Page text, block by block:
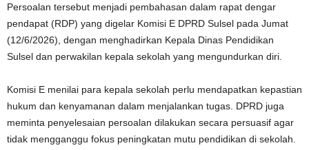
Persoalan tersebut menjadi pembahasan dalam rapat dengar
pendapat (RDP) yang digelar Komisi E DPRD Sulsel pada Jumat
(12/6/2026), dengan menghadirkan Kepala Dinas Pendidikan
Sulsel dan perwakilan kepala sekolah yang mengundurkan diri.
Komisi E menilai para kepala sekolah perlu mendapatkan kepastian
hukum dan kenyamanan dalam menjalankan tugas. DPRD juga
meminta penyelesaian persoalan dilakukan secara persuasif agar
tidak mengganggu fokus peningkatan mutu pendidikan di sekolah.